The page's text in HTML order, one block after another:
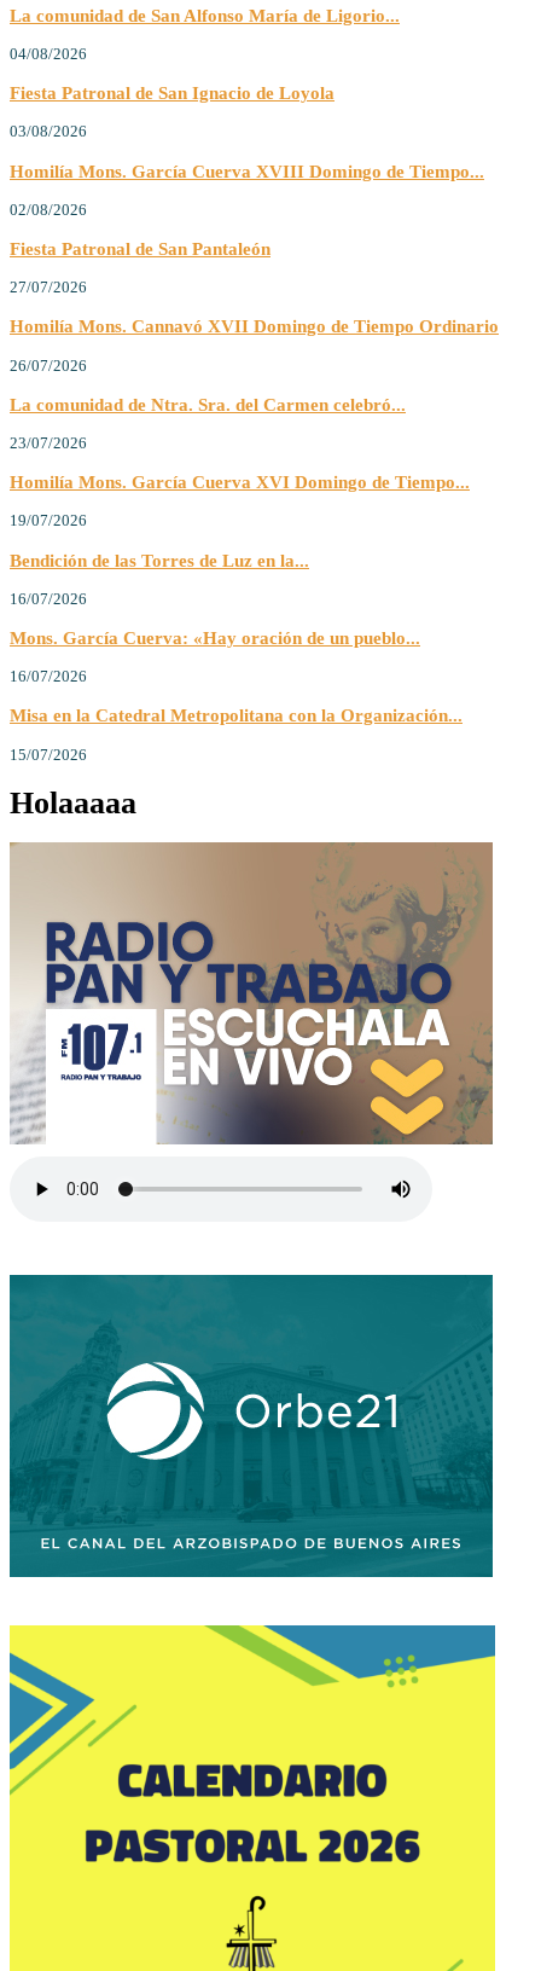
La comunidad de San Alfonso María de Ligorio...
04/08/2026
Fiesta Patronal de San Ignacio de Loyola
03/08/2026
Homilía Mons. García Cuerva XVIII Domingo de Tiempo...
02/08/2026
Fiesta Patronal de San Pantaleón
27/07/2026
Homilía Mons. Cannavó XVII Domingo de Tiempo Ordinario
26/07/2026
La comunidad de Ntra. Sra. del Carmen celebró...
23/07/2026
Homilía Mons. García Cuerva XVI Domingo de Tiempo...
19/07/2026
Bendición de las Torres de Luz en la...
16/07/2026
Mons. García Cuerva: «Hay oración de un pueblo...
16/07/2026
Misa en la Catedral Metropolitana con la Organización...
15/07/2026
Holaaaaa